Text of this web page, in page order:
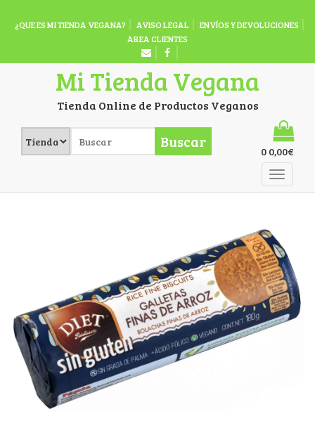
¿QUE ES MI TIENDA VEGANA? AVISO LEGAL
ENVÍOS Y DEVOLUCIONES
AREA CLIENTES
Mi Tienda Vegana
Tienda Online de Productos Veganos
Buscar
0 0,00€